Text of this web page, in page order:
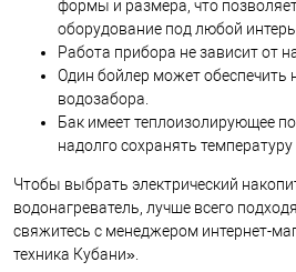
формы и размера, что
оборудование под любой
Работа прибора не зависит от
Один бойлер может обеспечить
водозабора.
Бак имеет теплоизолирующее
надолго сохранять
Чтобы выбрать электрический
водонагреватель, лучше всего
свяжитесь с менеджером интернет-
техника Кубани».